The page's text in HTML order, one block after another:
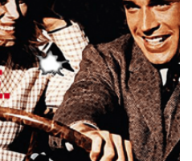
LINE EMAIL